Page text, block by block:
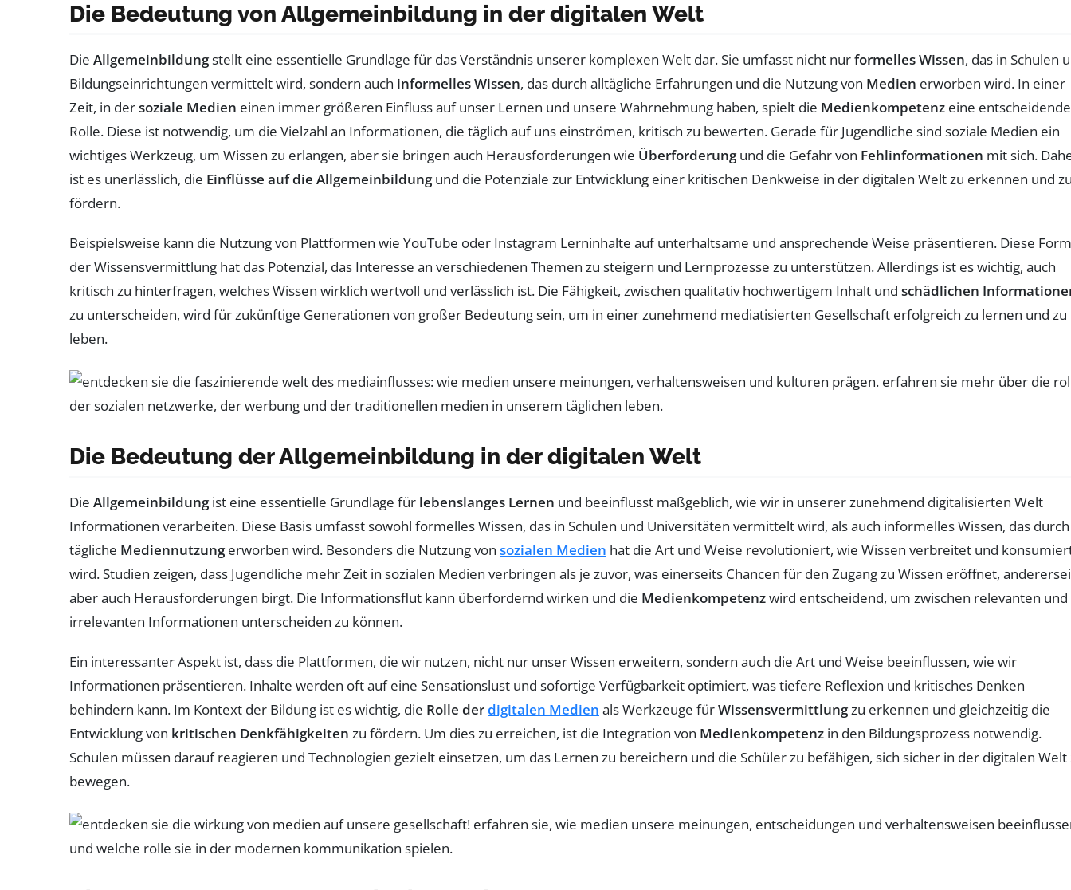
Die Bedeutung von Allgemeinbildung in der digitalen Welt
Die Allgemeinbildungstellt eine essentielle Grundlage für das Verständnis unserer komplexen Welt dar. Sie umfasst nicht nurformelles Wissen, das in Schulen
Bildungseinrichtungen vermittelt wird, sondern auch informelles Wissen, das durch alltägliche Erfahrungen und die Nutzung von Medien erworben wird. In einer
Zeit, in dersoziale Medien einen immer größeren Einfluss auf unser Lernen und unsere Wahrnehmung haben, spielt die Medienkompetenz eine entscheidende
Rolle. Diese ist notwendig, um die Vielzahl an Informationen, die täglich auf uns einströmen, kritisch zu bewerten. Gerade für Jugendliche sind soziale Medien ein
wichtiges Werkzeug, um Wissen zu erlangen, aber sie bringen auch Herausforderungen wie Überforderungund die Gefahr von Fehlinformationen mit sich.
ist es unerlässlich, die Einflüsse auf die Allgemeinbildungund die Potenziale zur Entwicklung einer kritischen Denkweise in der digitalen Welt zu erkennen und
fördern.
Beispielsweise kann die Nutzung von Plattformen wie YouTube oder Instagram Lerninhalte auf unterhaltsame und ansprechende Weise präsentieren. Diese Form
der Wissensvermittlung hat das Potenzial, das Interesse an verschiedenen Themen zu steigern und Lernprozesse zu unterstützen. Allerdings ist es wichtig, auch
kritisch zu hinterfragen, welches Wissen wirklich wertvoll und verlässlich ist. Die Fähigkeit, zwischen qualitativ hochwertigem Inhalt und schädlichen
zu unterscheiden, wird für zukünftige Generationen von großer Bedeutung sein, um in einer zunehmend mediatisierten Gesellschaft erfolgreich zu lernen und zu
leben.
Die Bedeutung der Allgemeinbildung in der digitalen Welt
Die Allgemeinbildungist eine essentielle Grundlage für lebenslanges Lernen und beeinflusst maßgeblich, wie wir in unserer zunehmend digitalisierten Welt
Informationen verarbeiten. Diese Basis umfasst sowohl formelles Wissen, das in Schulen und Universitäten vermittelt wird, als auch informelles Wissen, das durch
tägliche Mediennutzungerworben wird. Besonders die Nutzung von sozialen Medien hat die Art und Weise revolutioniert, wie Wissen verbreitet und
wird. Studien zeigen, dass Jugendliche mehr Zeit in sozialen Medien verbringen als je zuvor, was einerseits Chancen für den Zugang zu Wissen eröffnet,
aber auch Herausforderungen birgt. Die Informationsflut kann überfordernd wirken und die Medienkompetenzwird entscheidend, um zwischen relevanten und
irrelevanten Informationen unterscheiden zu können.
Ein interessanter Aspekt ist, dass die Plattformen, die wir nutzen, nicht nur unser Wissen erweitern, sondern auch die Art und Weise beeinflussen, wie wir
Informationen präsentieren. Inhalte werden oft auf eine Sensationslust und sofortige Verfügbarkeit optimiert, was tiefere Reflexion und kritisches Denken
behindern kann. Im Kontext der Bildung ist es wichtig, die Rolle derdigitalen Medien als Werkzeuge fürWissensvermittlungzu erkennen und gleichzeitig die
Entwicklung von kritischen Denkfähigkeiten zu fördern. Um dies zu erreichen, ist die Integration von Medienkompetenz in den Bildungsprozess notwendig.
Schulen müssen darauf reagieren und Technologien gezielt einsetzen, um das Lernen zu bereichern und die Schüler zu befähigen, sich sicher in der digitalen Welt
bewegen.